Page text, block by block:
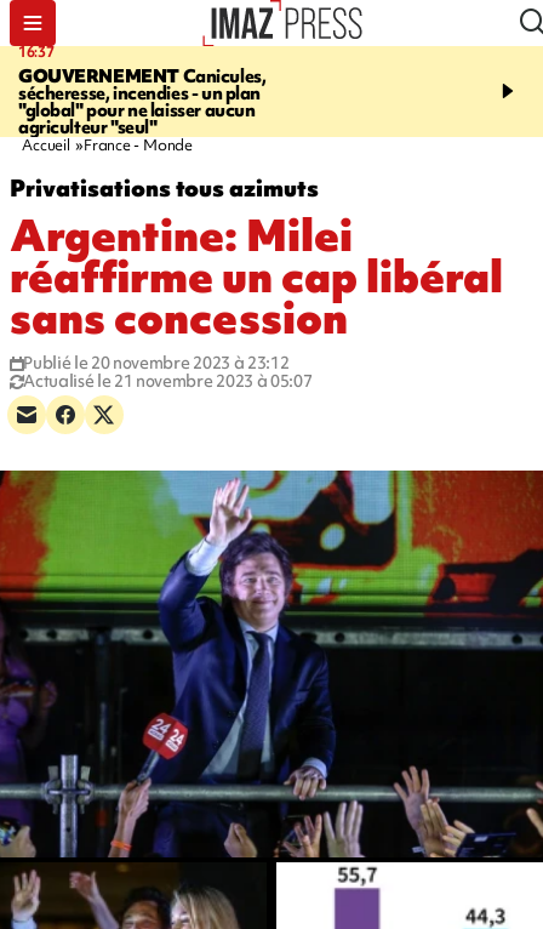
16:37
GOUVERNEMENTCanicules,
sécheresse, incendies - un plan
"global" pour ne laisser aucun
agriculteur "seul"
20:23
interpellé, coprs
Accueil France - Monde
Privatisations tous azimuts
Argentine: Milei
réaffirme un cap libéral
sans concession
Publié le 20 novembre 2023 à 23:12
Actualisé le 21 novembre 2023 à 05:07